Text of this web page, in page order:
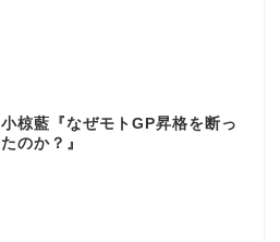
小椋藍『なぜモトGP昇格を断っ
たのか？』